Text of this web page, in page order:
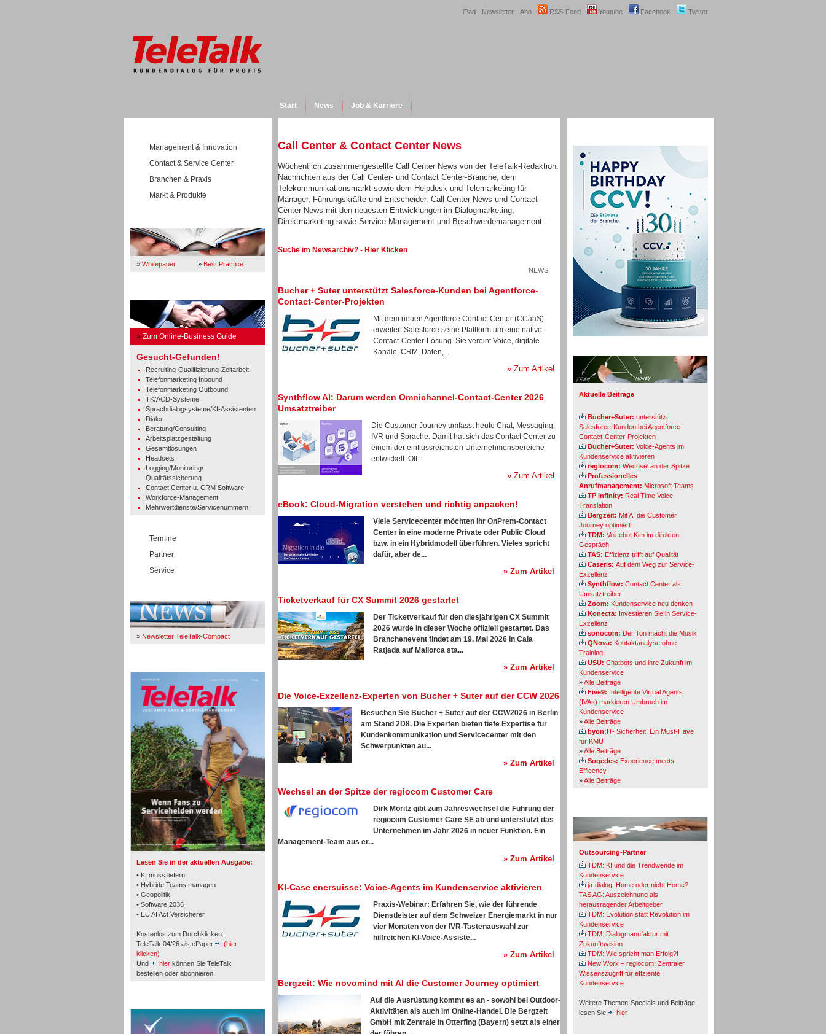
Twitter
Facebook
Youtube
RSS-Feed
Abo
Newsletter
iPad
Start News Job & Karriere
Management & Innovation
Contact & Service Center
Branchen & Praxis
Markt & Produkte
» Whitepaper » Best Practice
» Zum Online-Business Guide
Gesucht-Gefunden!
Recruiting-Qualifizierung-Zeitarbeit
Telefonmarketing Inbound
Telefonmarketing Outbound
TK/ACD-Systeme
Sprachdialogsysteme/KI-Assistenten
Dialer
Beratung/Consulting
Arbeitsplatzgestaltung
Gesamtlösungen
Headsets
Logging/Monitoring/
Qualitätssicherung
Contact Center u. CRM Software
Workforce-Management
Mehrwertdienste/Servicenummern
Termine
Partner
Service
» Newsletter TeleTalk-Compact
Lesen Sie in der aktuellen Ausgabe:
• KI muss liefern
• Hybride Teams managen
• Geopolitik
• Software 2036
• EU AI Act Versicherer
Kostenlos zum Durchklicken:
TeleTalk 04/26 als ePaper
(hier
klicken)
Und
hier können Sie TeleTalk
bestellen oder abonnieren!
TK- und ACD-Systeme
Workforce-Management
Call Center & Contact Center News
Wöchentlich zusammengestellte Call Center News von der TeleTalk-Redaktion.
Nachrichten aus der Call Center- und Contact Center-Branche, dem
Telekommunikationsmarkt sowie dem Helpdesk und Telemarketing für
Manager, Führungskräfte und Entscheider. Call Center News und Contact
Center News mit den neuesten Entwicklungen im Dialogmarketing,
Direktmarketing sowie Service Management und Beschwerdemanagement.
Suche im Newsarchiv? - Hier Klicken
NEWS
Bucher + Suter unterstützt Salesforce-Kunden bei Agentforce-
Contact-Center-Projekten
Mit dem neuen Agentforce Contact Center (CCaaS)
erweitert Salesforce seine Plattform um eine native
Contact-Center-Lösung. Sie vereint Voice, digitale
Kanäle, CRM, Daten,...
» Zum Artikel
Synthflow AI: Darum werden Omnichannel-Contact-Center 2026
Umsatztreiber
Die Customer Journey umfasst heute Chat, Messaging,
IVR und Sprache. Damit hat sich das Contact Center zu
einem der einflussreichsten Unternehmensbereiche
entwickelt. Oft...
» Zum Artikel
eBook: Cloud-Migration verstehen und richtig anpacken!
Viele Servicecenter möchten ihr OnPrem-Contact
Center in eine moderne Private oder Public Cloud
bzw. in ein Hybridmodell überführen. Vieles spricht
dafür, aber de...
» Zum Artikel
Ticketverkauf für CX Summit 2026 gestartet
Der Ticketverkauf für den diesjährigen CX Summit
2026 wurde in dieser Woche offiziell gestartet. Das
Branchenevent findet am 19. Mai 2026 in Cala
Ratjada auf Mallorca sta...
» Zum Artikel
Die Voice-Exzellenz-Experten von Bucher + Suter auf der CCW 2026
Besuchen Sie Bucher + Suter auf der CCW2026 in Berlin
am Stand 2D8. Die Experten bieten tiefe Expertise für
Kundenkommunikation und Servicecenter mit den
Schwerpunkten au...
» Zum Artikel
Wechsel an der Spitze der regiocom Customer Care
Dirk Moritz gibt zum Jahreswechsel die Führung der
regiocom Customer Care SE ab und unterstützt das
Unternehmen im Jahr 2026 in neuer Funktion. Ein
Management-Team aus er...
» Zum Artikel
KI-Case enersuisse: Voice-Agents im Kundenservice aktivieren
Praxis-Webinar: Erfahren Sie, wie der führende
Dienstleister auf dem Schweizer Energiemarkt in nur
vier Monaten von der IVR-Tastenauswahl zur
hilfreichen KI-Voice-Assiste...
» Zum Artikel
Bergzeit: Wie novomind mit AI die Customer Journey optimiert
Auf die Ausrüstung kommt es an - sowohl bei Outdoor-
Aktivitäten als auch im Online-Handel. Die Bergzeit
GmbH mit Zentrale in Otterfing (Bayern) setzt als einer
Aktuelle Beiträge
Bucher+Suter: unterstützt
Salesforce-Kunden bei Agentforce-
Contact-Center-Projekten
Bucher+Suter: Voice-Agents im
Kundenservice aktivieren
regiocom: Wechsel an der Spitze
Professionelles
Anrufmanagement: Microsoft Teams
TP infinity: Real Time Voice
Translation
Bergzeit: Mit AI die Customer
Journey optimiert
TDM: Voicebot Kim im direkten
Gespräch
TAS: Effizienz trifft auf Qualität
Caseris: Auf dem Weg zur Service-
Exzellenz
Synthflow: Contact Center als
Umsatztreiber
Zoom: Kundenservice neu denken
Konecta: Investieren Sie in Service-
Exzellenz
sonocom: Der Ton macht die Musik
QNova: Kontaktanalyse ohne
Training
USU: Chatbots und ihre Zukunft im
Kundenservice
»Alle Beiträge
Five9: Intelligente Virtual Agents
(IVAs) markieren Umbruch im
Kundenservice
»Alle Beiträge
byon:IT- Sicherheit: Ein Must-Have
für KMU
»Alle Beiträge
Sogedes: Experience meets
Efficency
»Alle Beiträge
Outsourcing-Partner
TDM: KI und die Trendwende im
Kundenservice
ja-dialog: Home oder nicht Home?
TAS AG: Auszeichnung als
herausragender Arbeitgeber
TDM: Evolution statt Revolution im
Kundenservice
TDM: Dialogmanufaktur mit
Zukunftsvision
TDM: Wie spricht man Erfolg?!
New Work – regiocom: Zentraler
Wissenszugriff für effziente
Kundenservice
Weitere Themen-Specials und Beiträge
lesen Sie
hier